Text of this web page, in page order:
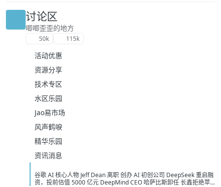
讨论区
唧唧歪歪的地方
50k 115k
活动优惠
资源分享
技术专区
水区乐园
Jao易市场
风声鹤唳
精华乐园
资讯消息
谷歌 AI 核心人物 Jeff Dean 离职 创办 AI 初创公司 DeepSeek 重启融
资，投前估值 5000 亿元 DeepMind CEO 哈萨比斯卸任 长鑫拒绝苹